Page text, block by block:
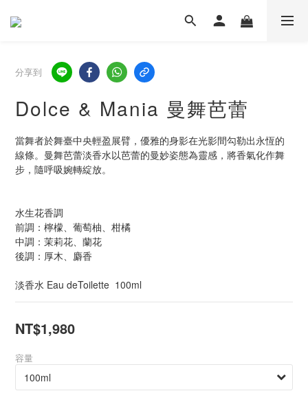
分享到
Dolce & Mania 曼舞芭蕾
當舞者於舞臺中央輕盈展臂，優雅的身影在光影間勾勒出永恆的
線條。曼舞芭蕾淡香水以芭蕾的曼妙姿態為靈感，將香氣化作舞
步，隨呼吸婉轉綻放。
水生花香調
前調：檸檬、葡萄柚、柑橘
中調：茉莉花、蘭花
後調：厚木、麝香
淡香水 Eau deToilette  100ml
NT$1,980
容量